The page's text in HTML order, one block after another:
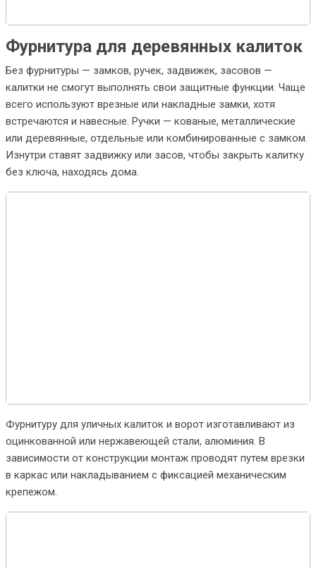
Фурнитура для деревянных калиток
Без фурнитуры — замков, ручек, задвижек, засовов —
калитки не смогут выполнять свои защитные функции. Чаще
всего используют врезные или накладные замки, хотя
встречаются и навесные. Ручки — кованые, металлические
или деревянные, отдельные или комбинированные с замком.
Изнутри ставят задвижку или засов, чтобы закрыть калитку
без ключа, находясь дома.
Фурнитуру для уличных калиток и ворот изготавливают из
оцинкованной или нержавеющей стали, алюминия. В
зависимости от конструкции монтаж проводят путем врезки
в каркас или накладыванием с фиксацией механическим
крепежом.